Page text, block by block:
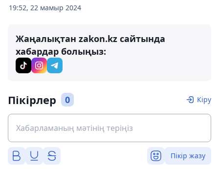
19:52, 22 мамыр 2024
Жаңалықтан zakon.kz сайтында
хабардар болыңыз:
Пікірлер 0 Кіру
Пікір жазу